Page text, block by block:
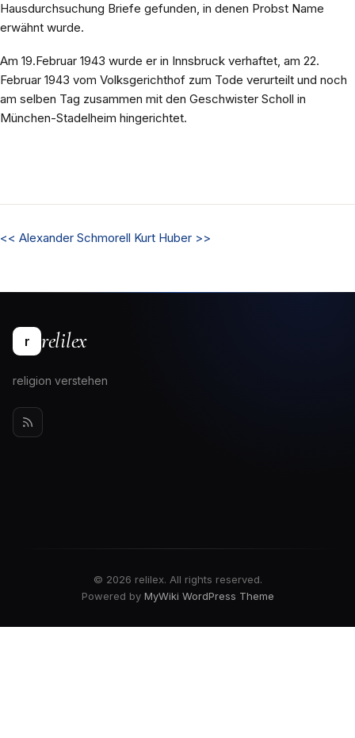
Hausdurchsuchung Briefe gefunden, in denen Probst Name
erwähnt wurde.
Am 19.Februar 1943 wurde er in Innsbruck verhaftet, am 22.
Februar 1943 vom Volksgerichthof zum Tode verurteilt und noch
am selben Tag zusammen mit den Geschwister Scholl in
München-Stadelheim hingerichtet.
<< Alexander Schmorell Kurt Huber >>
r relilex
religion verstehen
© 2026 relilex. All rights reserved.
Powered by MyWiki WordPress Theme